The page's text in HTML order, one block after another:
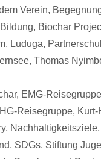
Verein,
Bildung, Biochar
, Luduga,
, Thomas
, EMG-Reisegruppe
Reisegruppe,
, Nachhaltigkeitsziele,
, SDGs, Stiftung